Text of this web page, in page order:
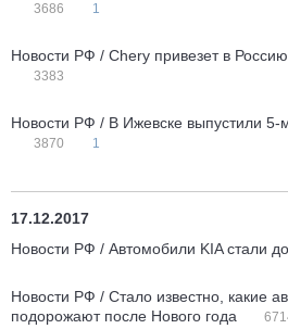
3686 1
Новости РФ / Chery привезет в
3383
Новости РФ / В Ижевске выпустили
3870 1
17.12.2017
Новости РФ / Автомобили KIA стали
Новости РФ / Стало известно, какие
подорожают после Нового года